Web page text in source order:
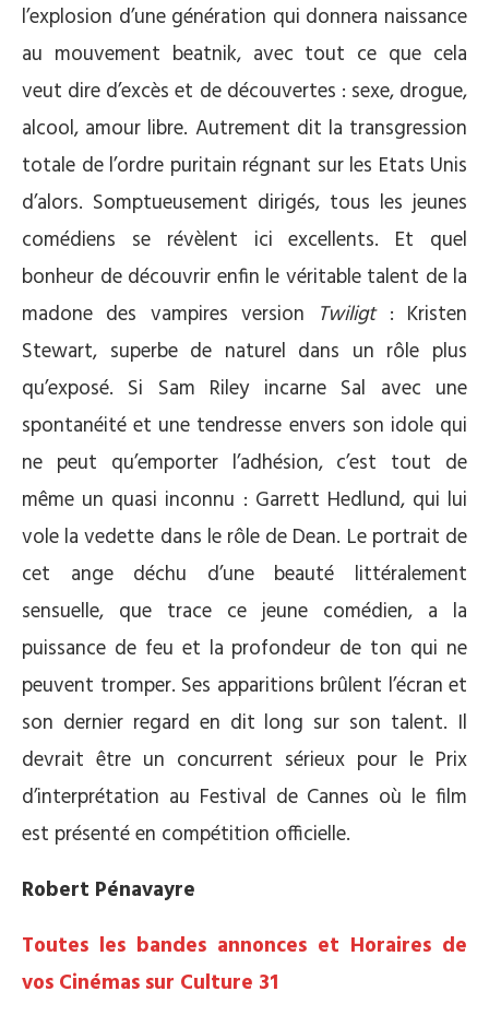
l’explosion d’une génération qui donnera naissance
au mouvement beatnik, avec tout ce que cela
veut dire d’excès et de découvertes : sexe, drogue,
alcool, amour libre. Autrement dit la transgression
totale de l’ordre puritain régnant sur les Etats Unis
d’alors. Somptueusement dirigés, tous les jeunes
comédiens se révèlent ici excellents. Et quel
bonheur de découvrir enfin le véritable talent de la
madone des vampires version Twiligt: Kristen
Stewart, superbe de naturel dans un rôle plus
qu’exposé. Si Sam Riley incarne Sal avec une
spontanéité et une tendresse envers son idole qui
ne peut qu’emporter l’adhésion, c’est tout de
même un quasi inconnu : Garrett Hedlund, qui lui
vole la vedette dans le rôle de Dean. Le portrait de
cet ange déchu d’une beauté littéralement
sensuelle, que trace ce jeune comédien, a la
puissance de feu et la profondeur de ton qui ne
peuvent tromper. Ses apparitions brûlent l’écran et
son dernier regard en dit long sur son talent. Il
devrait être un concurrent sérieux pour le Prix
d’interprétation au Festival de Cannes où le film
est présenté en compétition officielle.
Robert Pénavayre
Toutes les bandes annonces et Horaires de
vos Cinémas sur Culture 31